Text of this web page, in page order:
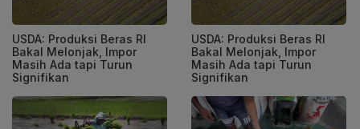
USDA: Produksi Beras RI
Bakal Melonjak, Impor
Masih Ada tapi Turun
Signifikan
USDA: Produksi Beras RI
Bakal Melonjak, Impor
Masih Ada tapi Turun
Signifikan